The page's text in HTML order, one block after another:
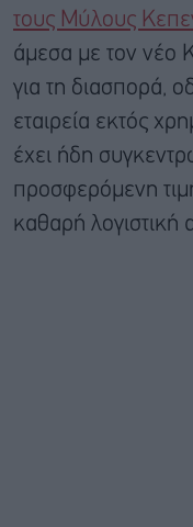
τους Μύλους
άμεσα με τον νέο
για τη διασπορά,
εταιρεία εκτός
έχει ήδη
προσφερόμενη
καθαρή λογιστική